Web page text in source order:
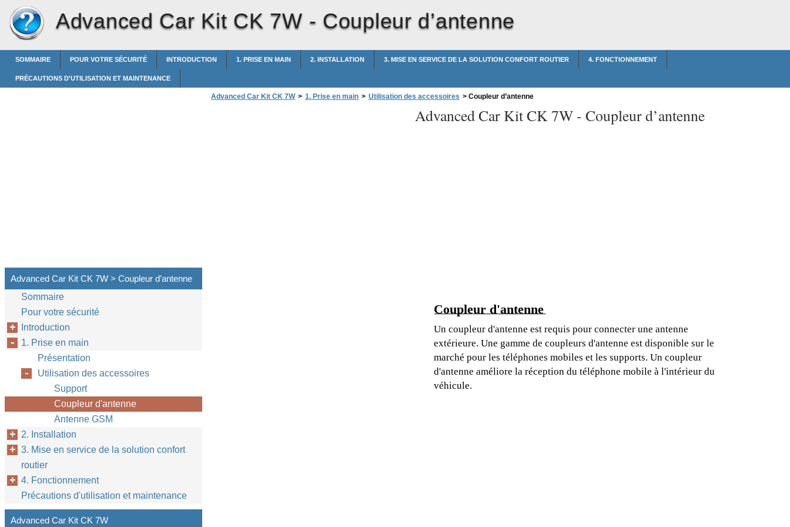
Advanced Car Kit CK 7W - Coupleur d’antenne
SOMMAIRE POUR VOTRE SÉCURITÉ INTRODUCTION 1. PRISE EN MAIN 2. INSTALLATION 3. MISE EN SERVICE DE LA SOLUTION CONFORT ROUTIER 4. FONCTIONNEMENT
PRÉCAUTIONS D'UTILISATION ET MAINTENANCE
Advanced Car Kit CK 7W > 1. Prise en main > Utilisation des accessoires > Coupleur d’antenne
Advanced Car Kit CK 7W - Coupleur d’antenne
Coupleur d'antenne
Un coupleur d'antenne est requis pour connecter une antenne
extérieure. Une gamme de coupleurs d'antenne est disponible sur le
marché pour les téléphones mobiles et les supports. Un coupleur
d'antenne améliore la réception du téléphone mobile à l'intérieur du
véhicule.
Advanced Car Kit CK 7W > Coupleur d’antenne
Sommaire
Pour votre sécurité
Introduction
1. Prise en main
Présentation
Utilisation des accessoires
Support
Coupleur d'antenne
Antenne GSM
2. Installation
3. Mise en service de la solution confort
routier
4. Fonctionnement
Précautions d'utilisation et maintenance
Advanced Car Kit CK 7W